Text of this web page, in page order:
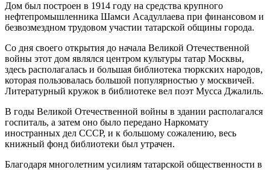
Дом был построен в 1914 году на средства крупного
нефтепромышленника Шамси Асадуллаева при финансовом и
безвозмездном трудовом участии татарской общины города.
Со дня своего открытия до начала Великой Отечественной
войны этот дом являлся центром культуры татар Москвы,
здесь располагалась и большая библиотека тюркских народов,
которая пользовалась большой популярностью у москвичей.
Литературный кружок в библиотеке вел поэт Мусса Джалиль.
В годы Великой Отечественной войны в здании располагался
госпиталь, а затем оно было передано Наркомату
иностранных дел СССР, и к большому сожалению, весь
книжный фонд библиотеки был утрачен.
Благодаря многолетним усилиям татарской общественности в